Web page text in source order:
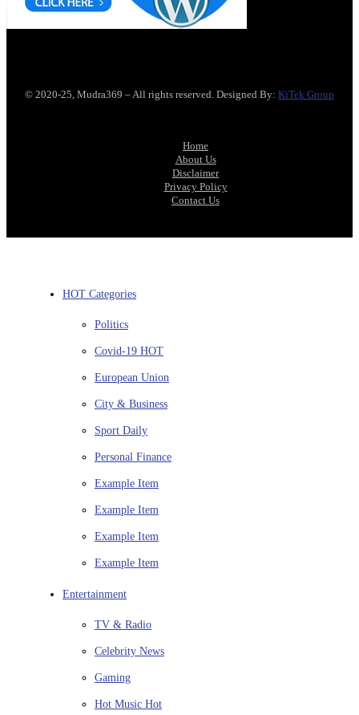
© 2020-25, Mudra369 – All rights reserved. Designed By: KiTek Group
Home
About Us
Disclaimer
Privacy Policy
Contact Us
HOT Categories
Politics
Covid-19 HOT
European Union
City & Business
Sport Daily
Personal Finance
Example Item
Example Item
Example Item
Example Item
Entertainment
TV & Radio
Celebrity News
Gaming
Hot Music Hot